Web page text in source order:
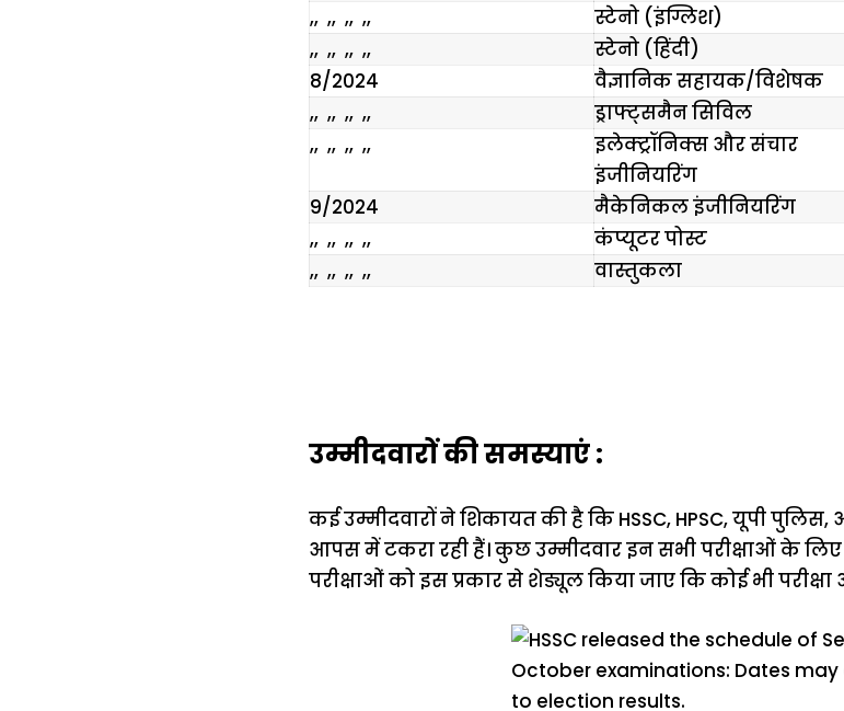
,, ,, ,, ,,
स्टेनो (इंग्लिश)
,, ,, ,, ,,
स्टेनो (हिंदी)
8/2024
वैज्ञानिक सहायक/विशेषक
,, ,, ,, ,,
ड्राफ्ट्समैन सिविल
,, ,, ,, ,,
इलेक्ट्रॉनिक्स और संचार
इंजीनियरिंग
9/2024 मैकेनिकल इंजीनियरिंग
,, ,, ,, ,,
कंप्यूटर पोस्ट
,, ,, ,, ,,
वास्तुकला
उम्मीदवारों की समस्याएं :
कई उम्मीदवारों ने शिकायत की है कि HSSC, HPSC, यूपी
आपस में टकरा रही हैं। कुछ उम्मीदवार इन सभी परीक्षाओं के लिए
परीक्षाओं को इस प्रकार से शेड्यूल किया जाए कि कोई भी